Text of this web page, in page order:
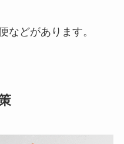
などがあります。